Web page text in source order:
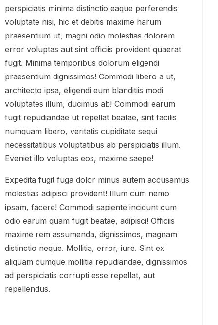
perspiciatis minima distinctio eaque perferendis
voluptate nisi, hic et debitis maxime harum
praesentium ut, magni odio molestias dolorem
error voluptas aut sint officiis provident quaerat
fugit. Minima temporibus dolorum eligendi
praesentium dignissimos! Commodi libero a ut,
architecto ipsa, eligendi eum blanditiis modi
voluptates illum, ducimus ab! Commodi earum
fugit repudiandae ut repellat beatae, sint facilis
numquam libero, veritatis cupiditate sequi
necessitatibus voluptatibus ab perspiciatis illum.
Eveniet illo voluptas eos, maxime saepe!
Expedita fugit fuga dolor minus autem accusamus
molestias adipisci provident! Illum cum nemo
ipsam, facere! Commodi sapiente incidunt cum
odio earum quam fugit beatae, adipisci! Officiis
maxime rem assumenda, dignissimos, magnam
distinctio neque. Mollitia, error, iure. Sint ex
aliquam cumque mollitia repudiandae, dignissimos
ad perspiciatis corrupti esse repellat, aut
repellendus.